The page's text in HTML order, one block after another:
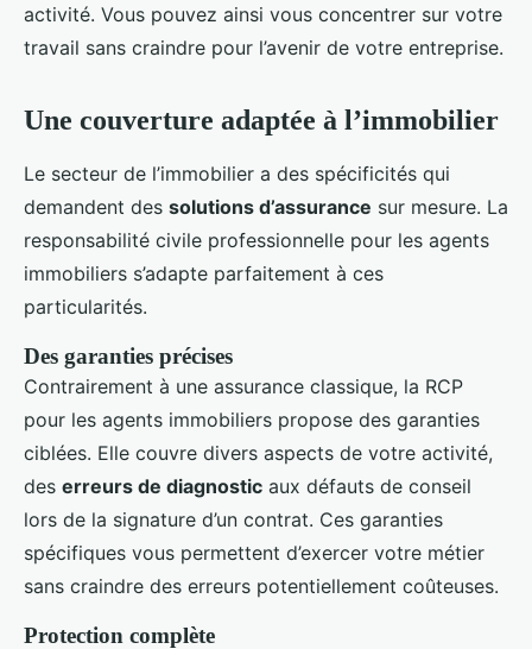
activité. Vous pouvez ainsi vous concentrer sur votre
travail sans craindre pour l’avenir de votre entreprise.
Une couverture adaptée à l’immobilier
Le secteur de l’immobilier a des spécificités qui
demandent des solutions d’assurance sur mesure. La
responsabilité civile professionnelle pour les agents
immobiliers s’adapte parfaitement à ces
particularités.
Des garanties précises
Contrairement à une assurance classique, la RCP
pour les agents immobiliers propose des garanties
ciblées. Elle couvre divers aspects de votre activité,
des erreurs de diagnostic aux défauts de conseil
lors de la signature d’un contrat. Ces garanties
spécifiques vous permettent d’exercer votre métier
sans craindre des erreurs potentiellement coûteuses.
Protection complète